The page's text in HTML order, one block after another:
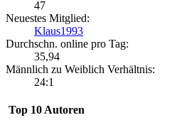
47
Neuestes Mitglied:
Klaus1993
Durchschn. online pro Tag:
35,94
Männlich zu Weiblich Verhältnis:
24:1
Top 10 Autoren